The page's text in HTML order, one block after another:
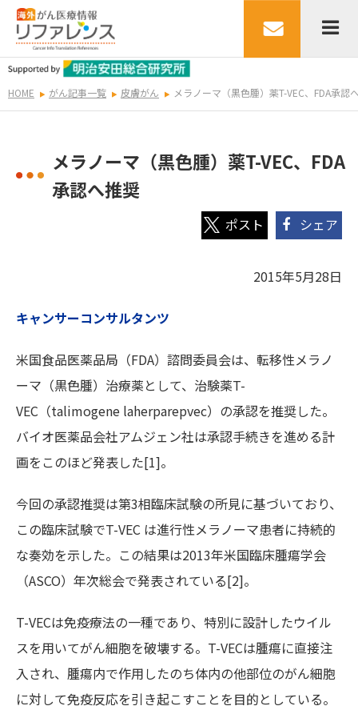
HOME がん記事一覧 皮膚がん メラノーマ（黒色腫）薬T-VEC、FDA承認
メラノーマ（黒色腫）薬T-VEC、FDA
承認へ推奨
シェア
2015年5月28日
キャンサーコンサルタンツ
米国食品医薬品局（FDA）諮問委員会は、転移性メラノ
ーマ（黒色腫）治療薬として、治験薬T-
VEC（talimogene laherparepvec）の承認を推奨した。
バイオ医薬品会社アムジェン社は承認手続きを進める計
画をこのほど発表した[1]。
今回の承認推奨は第3相臨床試験の所見に基づいており、
この臨床試験でT-VEC は進行性メラノーマ患者に持続的
な奏効を示した。この結果は2013年米国臨床腫瘍学会
（ASCO）年次総会で発表されている[2]。
T-VECは免疫療法の一種であり、特別に設計したウイル
スを用いてがん細胞を破壊する。T-VECは腫瘍に直接注
入され、腫瘍内で作用したのち体内の他部位のがん細胞
に対して免疫反応を引き起こすことを目的としている。